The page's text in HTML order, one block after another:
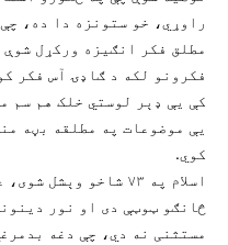
راوړي، خو ستونزه دا ده، چې
مطلق فکر انګيزه ورکړل
فکرونو لکه د ګاډۍ آس فکر
کې يې ډېر لوستي خلک هم سم
يې موضوعات په مطلقه بڼه
کوي.
اسلام په ۷۳ شاخو
څانګو ټوټې دی او نور
مستثنی نه دي، چې دغه